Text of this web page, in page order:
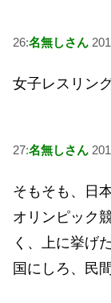
26:名無しさん
女子レスリン
27:名無しさん
そもそも、日
オリンピック
く、上に挙げ
国にしろ、民